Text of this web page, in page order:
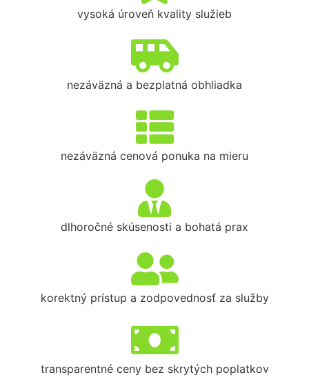
vysoká úroveň kvality služieb
nezáväzná a bezplatná obhliadka
nezáväzná cenová ponuka na mieru
dlhoročné skúsenosti a bohatá prax
korektný prístup a zodpovednosť za služby
transparentné ceny bez skrytých poplatkov